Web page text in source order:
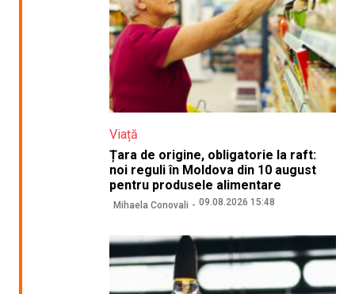
Viață
Țara de origine, obligatorie la raft:
noi reguli în Moldova din 10 august
pentru produsele alimentare
Mihaela Conovali 09.08.2026 15:48